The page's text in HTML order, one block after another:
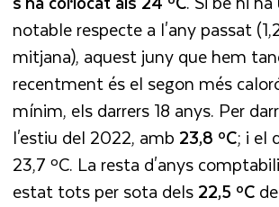
notable respecte a l'any passat
mitjana), aquest juny que hem
recentment és el segon més
mínim, els darrers 18 anys. Per
l'estiu del 2022, amb 23,8 ºC; i el
23,7 ºC. La resta d'anys
estat tots per sota dels22,5 ºC